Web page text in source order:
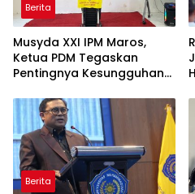
Berita
Musyda XXI IPM Maros,
Ketua PDM Tegaskan
Pentingnya Kesungguhan
Berita